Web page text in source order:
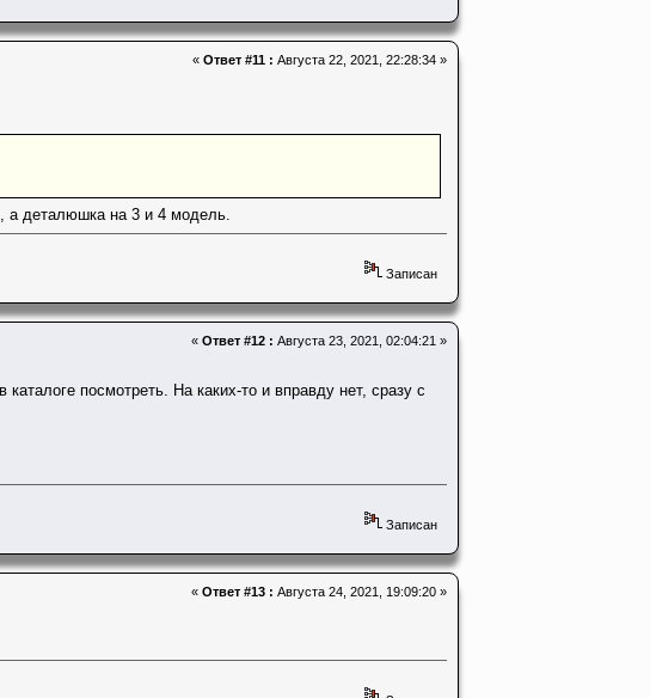
« Ответ #11 : Августа 22, 2021, 22:28:34 »
а деталюшка на 3 и 4 модель.
Записан
« Ответ #12 : Августа 23, 2021, 02:04:21 »
посмотреть. На каких-то и вправду нет, сразу с
Записан
« Ответ #13 : Августа 24, 2021, 19:09:20 »